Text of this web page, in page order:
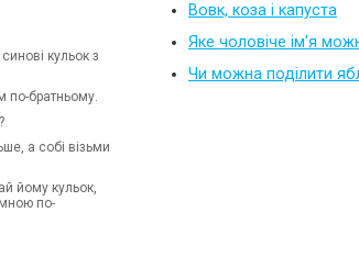
кульок з
по-братньому.
а собі візьми
йому кульок,
мною по-
Вовк, коза і капуста
Яке чоловіче ім'я
Чи можна поділити